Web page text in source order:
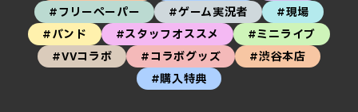
#フリーペーパー
#ゲーム実況者
#現場
#バンド
#スタッフオススメ
#ミニライブ
#VVコラボ
#コラボグッズ
#渋谷本店
#購入特典